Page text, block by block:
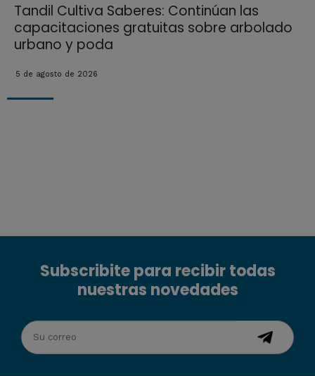
Tandil Cultiva Saberes: Continúan las
capacitaciones gratuitas sobre arbolado
urbano y poda
5 de agosto de 2026
Subscribite para recibir todas
nuestras novedades